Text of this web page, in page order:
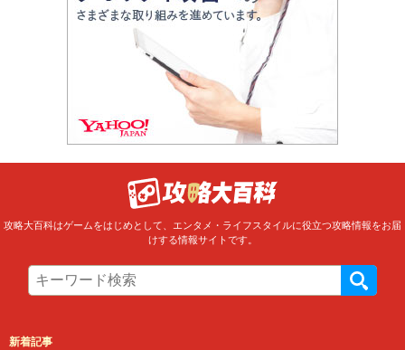
攻略大百科はゲームをはじめとして、エンタメ・ライフスタイルに役立つ攻略情報をお届
けする情報サイトです。
新着記事